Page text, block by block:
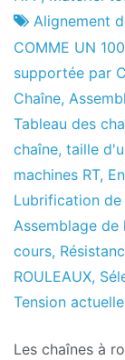
de
projets
le
février
le
2010
Alignement
COMME UN 100
supportée par
Chaîne,
Tableau des
chaîne, taille
machines RT,
Lubrification de
Assemblage de
cours,
ROULEAUX,
Tension actuelle
Les chaînes à